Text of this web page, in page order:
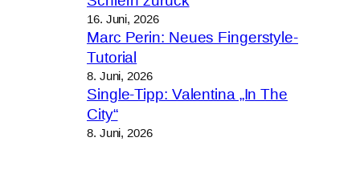
16. Juni, 2026
Marc Perin: Neues Fingerstyle-
Tutorial
8. Juni, 2026
Single-Tipp: Valentina „In The
City“
8. Juni, 2026